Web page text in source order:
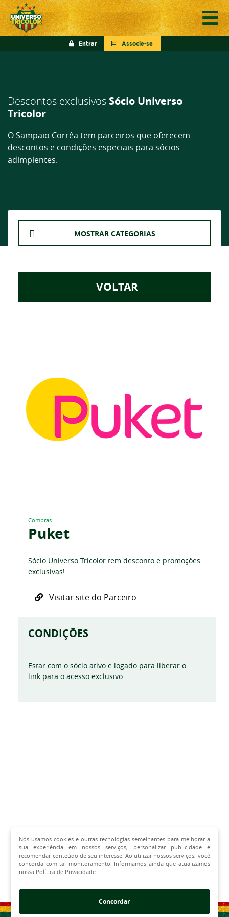
Nós usamos cookies e outras tecnologias semelhantes para melhorar a
sua experiência em nossos serviços, personalizar publicidade e
recomendar conteúdo de seu interesse. Ao utilizar nossos serviços, você
concorda com tal monitoramento. Informamos ainda que atualizamos
nossa Política de Privacidade.
Concordar
Entrar Associe-se
Descontos exclusivos Sócio Universo
Tricolor
O Sampaio Corrêa tem parceiros que oferecem
descontos e condições especiais para sócios
adimplentes.
MOSTRAR CATEGORIAS
VOLTAR
Compras
Puket
Sócio Universo Tricolor tem desconto e promoções
exclusivas!
Visitar site do Parceiro
CONDIÇÕES
Estar com o sócio ativo e logado para liberar o
link para o acesso exclusivo.